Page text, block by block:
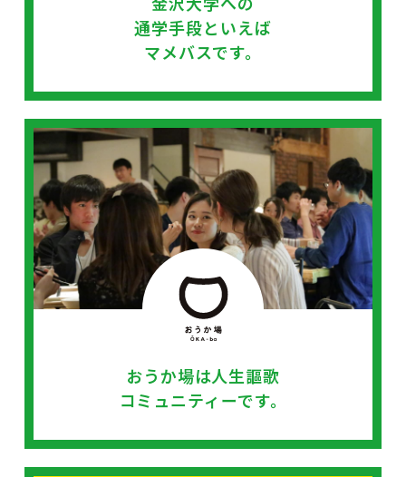
通学手段といえば
マメバスです。
おうか場は人生謳歌
コミュニティーです。